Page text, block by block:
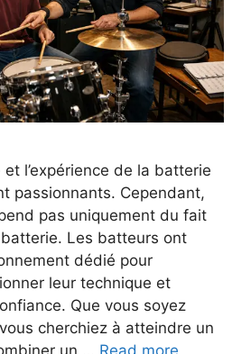
l’expérience de la batterie
passionnants. Cependant,
pas uniquement du fait
Les batteurs ont
dédié pour
leur technique et
Que vous soyez
cherchiez à atteindre un
un … Read more